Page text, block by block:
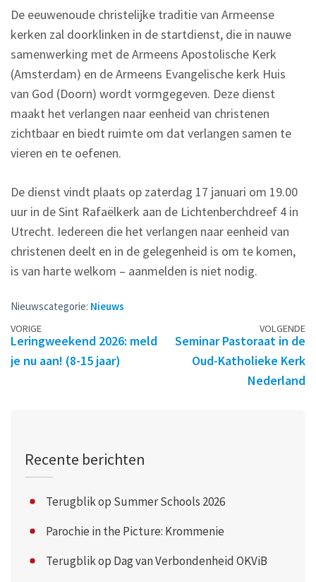
De eeuwenoude christelijke traditie van Armeense
kerken zal doorklinken in de startdienst, die in nauwe
samenwerking met de Armeens Apostolische Kerk
(Amsterdam) en de Armeens Evangelische kerk Huis
van God (Doorn) wordt vormgegeven. Deze dienst
maakt het verlangen naar eenheid van christenen
zichtbaar en biedt ruimte om dat verlangen samen te
vieren en te oefenen.
De dienst vindt plaats op zaterdag 17 januari om 19.00
uur in de Sint Rafaëlkerk aan de Lichtenberchdreef 4 in
Utrecht. Iedereen die het verlangen naar eenheid van
christenen deelt en in de gelegenheid is om te komen,
is van harte welkom – aanmelden is niet nodig.
Nieuwscategorie: Nieuws
Berichtennavigatie
VORIGE
Leringweekend 2026: meld
je nu aan! (8-15 jaar)
VOLGENDE
Seminar Pastoraat in de
Oud-Katholieke Kerk
Nederland
Recente berichten
Terugblik op Summer Schools 2026
Parochie in the Picture: Krommenie
Terugblik op Dag van Verbondenheid OKViB